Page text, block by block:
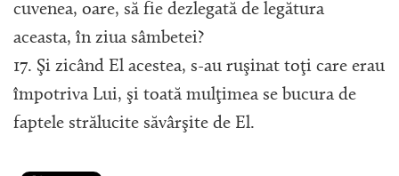
cuvenea, oare, să fie dezlegată de legătura
aceasta, în ziua sâmbetei?
17. Şi zicând El acestea, s-au ruşinat toţi care erau
împotriva Lui, şi toată mulţimea se bucura de
faptele strălucite săvârşite de El.